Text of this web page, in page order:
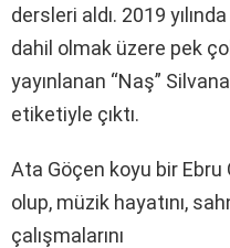
dersleri aldı. 2019
dahil olmak üzere pek
yayınlanan “Naş”
etiketiyle çıktı.
Ata Göçen koyu bir Ebru
olup, müzik hayatını,
çalışmalarını